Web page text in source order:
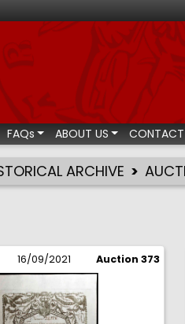
FAQs ABOUT US CONTACT
ARCHIVE
16/09/2021 Auction 373